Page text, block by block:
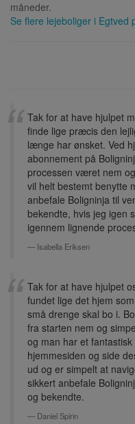
måneder.
Se flere lejeboliger i Egtved
Tak for at have hjulpet
finde lige præcis den
længe har ønsket. Ved
abonnement på
processen været nem
vil helt bestemt benytte
anbefale Boligninja til
bekendte, hvis jeg igen
igennem lignende
Isabella Eriksen
Tak for at have hjulpet
fundet lige det hjem
små drenge skal bo i.
fra starten nem og
og man har et
hjemmesiden og side
ud og er simpelt at
sikkert anbefale
og bekendte.
Daniel Spirin